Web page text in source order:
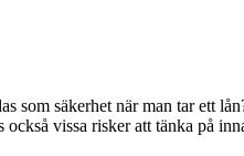
som säkerhet när man tar ett
vissa risker att tänka på